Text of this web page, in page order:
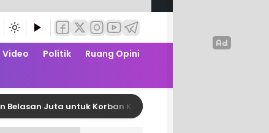
Video Politik
Ruang Opini
Juta untuk Korban Kebakaran di Limboro